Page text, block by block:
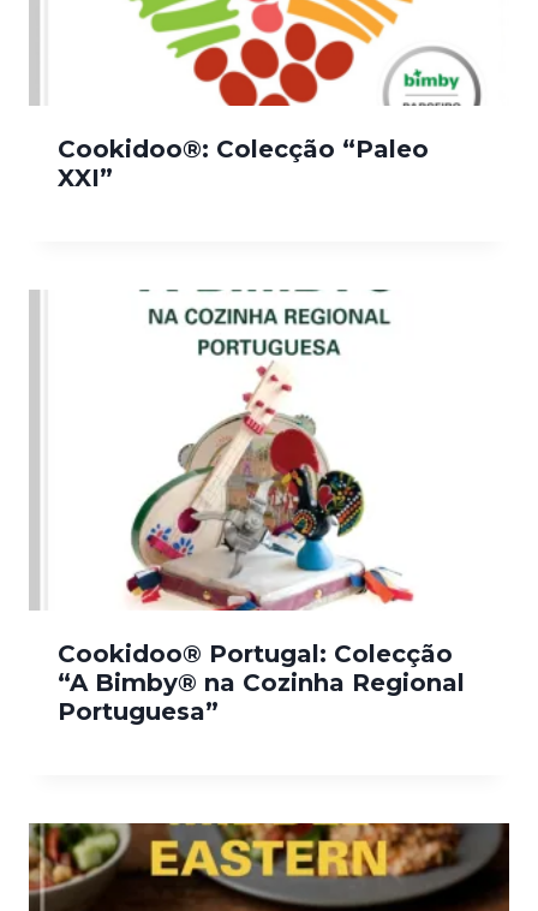
Cookidoo®: Colecção “Paleo
XXI”
Cookidoo® Portugal: Colecção
“A Bimby® na Cozinha Regional
Portuguesa”